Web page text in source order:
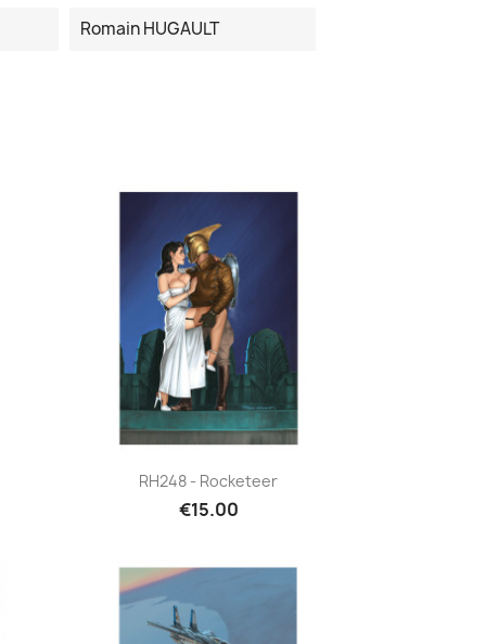
Romain HUGAULT
Quick view
RH248 - Rocketeer
€15.00